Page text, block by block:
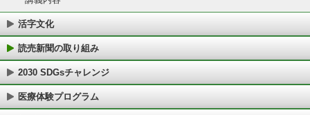
活字文化
読売新聞の取り組み
2030 SDGsチャレンジ
医療体験プログラム